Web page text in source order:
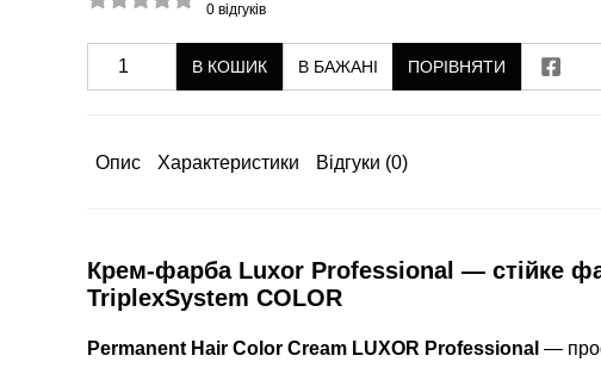
0 відгуків
В КОШИК В БАЖАНІ ПОРІВНЯТИ
Опис Характеристики Відгуки (0)
Крем-фарба Luxor Professional — стійке
TriplexSystem COLOR
Permanent Hair Color Cream LUXOR Professional —